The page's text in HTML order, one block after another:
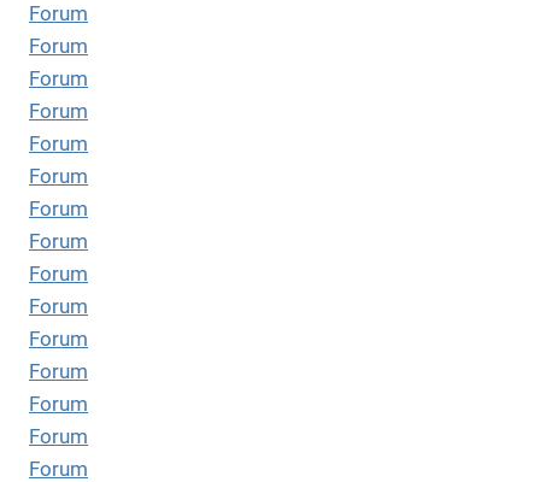
Forum
Forum
Forum
Forum
Forum
Forum
Forum
Forum
Forum
Forum
Forum
Forum
Forum
Forum
Forum